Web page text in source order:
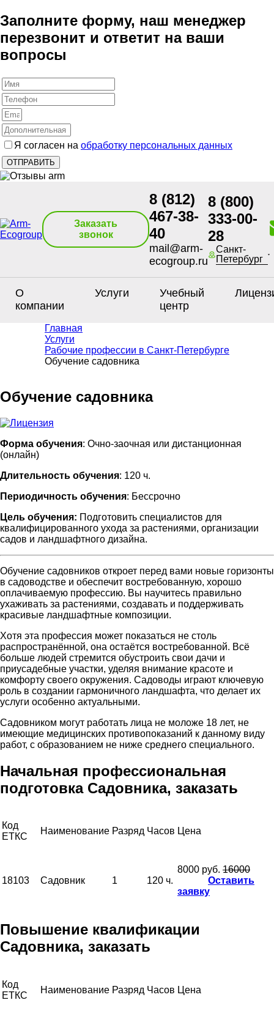
Заполните форму, наш менеджер
перезвонит и ответит на ваши
вопросы
Я согласен на обработку персональных данных
Заказать
звонок
8 (812)
467-38-
40
mail@arm-
ecogroup.ru
8 (800)
333-00-
28
Санкт-
Петербург
О
компании
Услуги
Учебный
центр
Главная
Услуги
Рабочие профессии в Санкт-Петербурге
Обучение садовника
Обучение садовника
Форма обучения: Очно-заочная или дистанционная
(онлайн)
Длительность обучения: 120 ч.
Периодичность обучения: Бессрочно
Цель обучения: Подготовить специалистов для
квалифицированного ухода за растениями, организации
садов и ландшафтного дизайна.
Обучение садовников откроет перед вами новые горизонты
в садоводстве и обеспечит востребованную, хорошо
оплачиваемую профессию. Вы научитесь правильно
ухаживать за растениями, создавать и поддерживать
красивые ландшафтные композиции.
Хотя эта профессия может показаться не столь
распространённой, она остаётся востребованной. Всё
больше людей стремится обустроить свои дачи и
приусадебные участки, уделяя внимание красоте и
комфорту своего окружения. Садоводы играют ключевую
роль в создании гармоничного ландшафта, что делает их
услуги особенно актуальными.
Садовником могут работать лица не моложе 18 лет, не
имеющие медицинских противопоказаний к данному виду
работ, с образованием не ниже среднего специального.
Начальная профессиональная
подготовка Садовника, заказать
Код
ЕТКС
Наименование Разряд Часов Цена
18103 Садовник 1 120 ч.
8000 руб. 16000
Оставить
заявку
Повышение квалификации
Садовника, заказать
Код
ЕТКС
Наименование Разряд Часов Цена